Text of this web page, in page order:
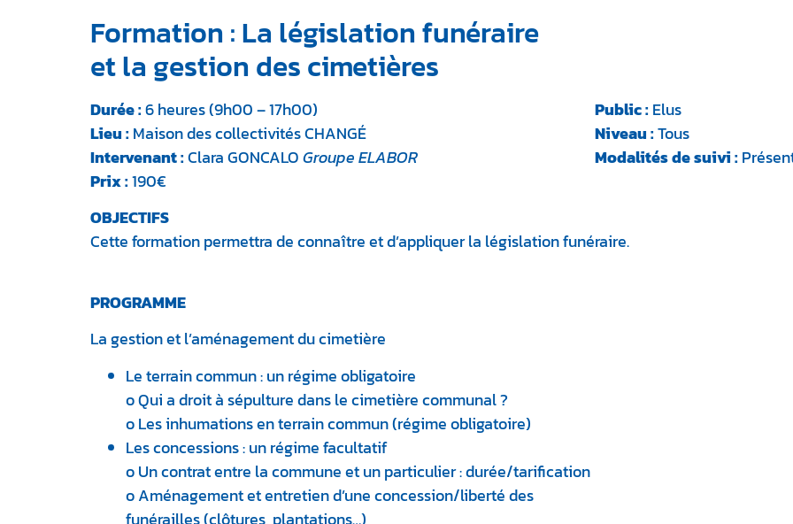
Formation : La législation funéraire
et la gestion des cimetières
Durée :6 heures (9h00 – 17h00)
Lieu :Maison des collectivités CHANGÉ
Intervenant :Clara GONCALOGroupe ELABOR
Prix :190€
Public :Elus
Niveau :Tous
Modalités de suivi :
OBJECTIFS
Cette formation permettra de connaître et d’appliquer la législation funéraire.
PROGRAMME
La gestion et l’aménagement du cimetière
Le terrain commun : un régime obligatoire
o Qui a droit à sépulture dans le cimetière communal ?
o Les inhumations en terrain commun (régime obligatoire)
Les concessions : un régime facultatif
o Un contrat entre la commune et un particulier : durée/tarification
o Aménagement et entretien d’une concession/liberté des
funérailles (clôtures, plantations…)